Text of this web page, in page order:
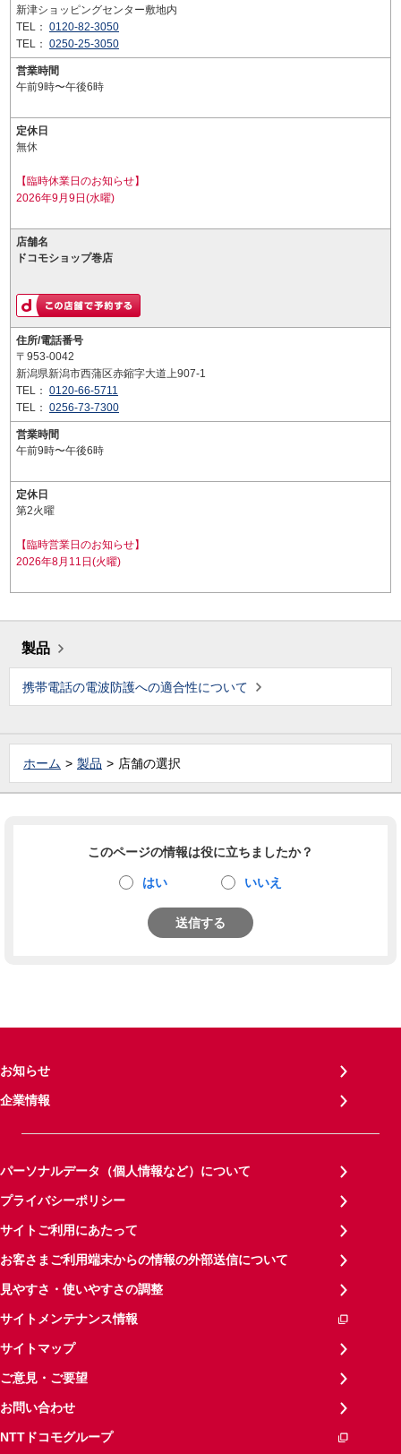
新津ショッピングセンター敷地内
TEL： 0120-82-3050
TEL： 0250-25-3050
営業時間
午前9時〜午後6時
定休日
無休
【臨時休業日のお知らせ】
2026年9月9日(水曜)
店舗名
ドコモショップ巻店
住所/電話番号
〒953-0042
新潟県新潟市西蒲区赤鏥字大道上907-1
TEL： 0120-66-5711
TEL： 0256-73-7300
営業時間
午前9時〜午後6時
定休日
第2火曜
【臨時営業日のお知らせ】
2026年8月11日(火曜)
製品
携帯電話の電波防護への適合性について
ホーム 製品 店舗の選択
このページの情報は役に立ちましたか？
はい いいえ
送信する
お知らせ
企業情報
パーソナルデータ（個人情報など）について
プライバシーポリシー
サイトご利用にあたって
お客さまご利用端末からの情報の外部送信について
見やすさ・使いやすさの調整
サイトメンテナンス情報
サイトマップ
ご意見・ご要望
お問い合わせ
NTTドコモグループ